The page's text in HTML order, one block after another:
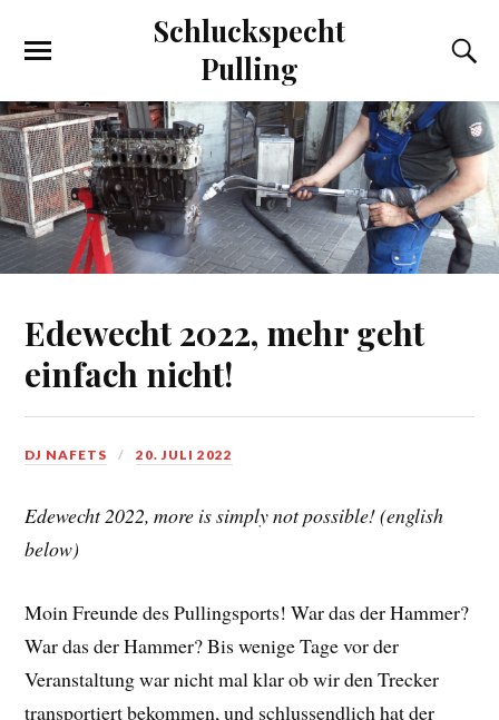
Schluckspecht
Pulling
Edewecht 2022, mehr geht
einfach nicht!
DJ NAFETS 20. JULI 2022
Edewecht 2022, more is simply not possible! (english
below)
Moin Freunde des Pullingsports! War das der Hammer?
War das der Hammer? Bis wenige Tage vor der
Veranstaltung war nicht mal klar ob wir den Trecker
transportiert bekommen, und schlussendlich hat der